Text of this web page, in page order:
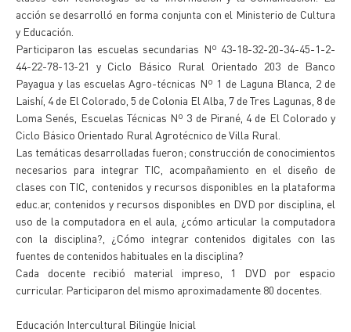
acción se desarrolló en forma conjunta con el Ministerio de Cultura
y Educación.
Participaron las escuelas secundarias Nº 43-18-32-20-34-45-1-2-
44-22-78-13-21 y Ciclo Básico Rural Orientado 203 de Banco
Payagua y las escuelas Agro-técnicas Nº 1 de Laguna Blanca, 2 de
Laishí, 4 de El Colorado, 5 de Colonia El Alba, 7 de Tres Lagunas, 8 de
Loma Senés, Escuelas Técnicas Nº 3 de Pirané, 4 de El Colorado y
Ciclo Básico Orientado Rural Agrotécnico de Villa Rural.
Las temáticas desarrolladas fueron; construcción de conocimientos
necesarios para integrar TIC, acompañamiento en el diseño de
clases con TIC, contenidos y recursos disponibles en la plataforma
educ.ar, contenidos y recursos disponibles en DVD por disciplina, el
uso de la computadora en el aula, ¿cómo articular la computadora
con la disciplina?, ¿Cómo integrar contenidos digitales con las
fuentes de contenidos habituales en la disciplina?
Cada docente recibió material impreso, 1 DVD por espacio
curricular. Participaron del mismo aproximadamente 80 docentes.
Educación Intercultural Bilingüe Inicial